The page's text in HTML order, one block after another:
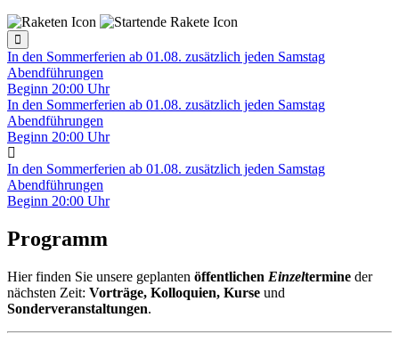
In den Sommerferien ab 01.08. zusätzlich jeden Samstag
Abendführungen
Beginn 20:00 Uhr
In den Sommerferien ab 01.08. zusätzlich jeden Samstag
Abendführungen
Beginn 20:00 Uhr
In den Sommerferien ab 01.08. zusätzlich jeden Samstag
Abendführungen
Beginn 20:00 Uhr
Programm
Hier finden Sie unsere geplanten öffentlichen Einzeltermine der
nächsten Zeit: Vorträge, Kolloquien, Kurse und
Sonderveranstaltungen.